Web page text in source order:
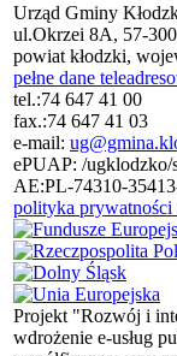
Urząd Gminy
ul.Okrzei 8A, 57-
powiat kłodzki,
pełne dane
tel.:74 647 41 00
fax.:74 647 41 03
e-mail:
ePUAP: /ugklodzko/
AE:PL-74310-
polityka
Projekt "Rozwój i
wdrożenie e-usług